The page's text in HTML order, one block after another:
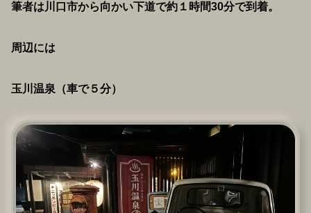
筆者は川口市から向かい下道で約１時間30分で到着。
周辺には
玉川温泉（車で５分）